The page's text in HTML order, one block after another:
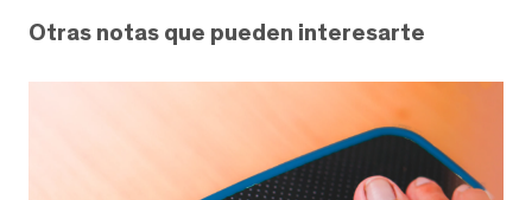
Otras notas que pueden interesarte